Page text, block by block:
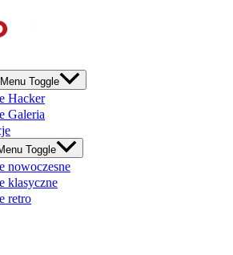
Menu Toggle
Hacker
Galeria
Toggle
nowoczesne
klasyczne
retro